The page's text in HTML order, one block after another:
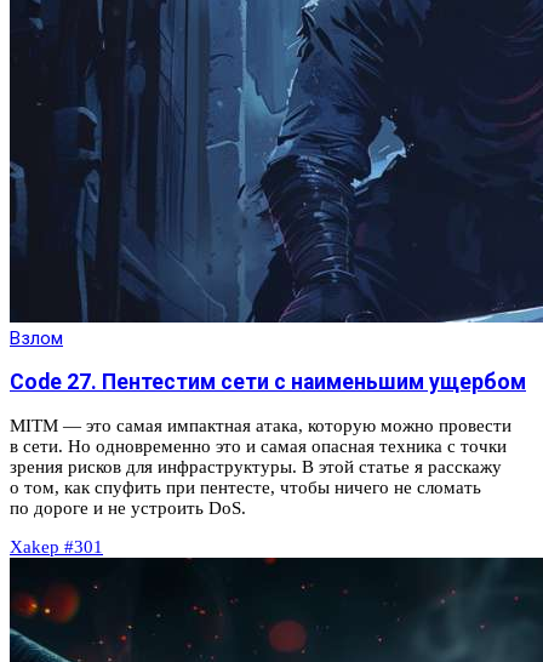
Взлом
Code 27. Пентестим сети с наименьшим ущербом
MITM — это самая импактная атака, которую можно провести
в сети. Но одновременно это и самая опасная техника с точки
зрения рисков для инфраструктуры. В этой статье я расскажу
о том, как спуфить при пентесте, чтобы ничего не сломать
по дороге и не устроить DoS.
Xakep #301